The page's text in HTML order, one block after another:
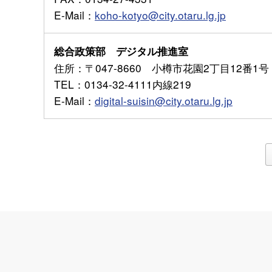
E-Mail ： koho-kotyo@city.otaru.lg.jp
総合政策部 デジタル推進室
住所 ：〒047-8660 小樽市花園2丁目12番1号
TEL ：0134-32-4111内線219
E-Mail ： digital-suisin@city.otaru.lg.jp